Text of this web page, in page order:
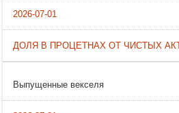
Выпущенные векселя